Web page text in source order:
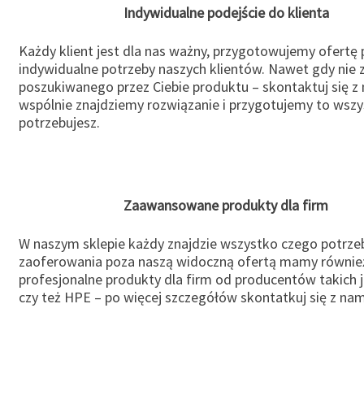
Indywidualne podejście do klienta
Każdy klient jest dla nas ważny, przygotowujemy ofertę
indywidualne potrzeby naszych klientów. Nawet gdy nie
poszukiwanego przez Ciebie produktu – skontaktuj się z
wspólnie znajdziemy rozwiązanie i przygotujemy to
potrzebujesz.
Zaawansowane produkty dla firm
W naszym sklepie każdy znajdzie wszystko czego
zaoferowania poza naszą widoczną ofertą mamy
profesjonalne produkty dla firm od producentów takich
czy też HPE – po więcej szczegółów skontatkuj się z